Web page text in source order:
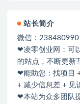
站长简介
微信：
❤凌零创业网：可
的站点，不断更新
❤能助您：找项目
+ 减少信息差 + 见
❤本站为众多团队